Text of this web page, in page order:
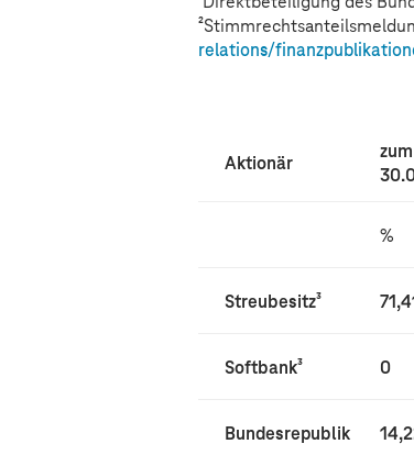
relations/
Aktionär
zum
%
Streubesitz³
Softbank³ 0
Bundesrepublik